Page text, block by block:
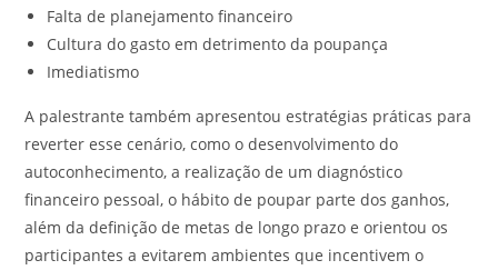
Falta de planejamento financeiro
Cultura do gasto em detrimento da poupança
Imediatismo
A palestrante também apresentou estratégias práticas para
reverter esse cenário, como o desenvolvimento do
autoconhecimento, a realização de um diagnóstico
financeiro pessoal, o hábito de poupar parte dos ganhos,
além da definição de metas de longo prazo e orientou os
participantes a evitarem ambientes que incentivem o